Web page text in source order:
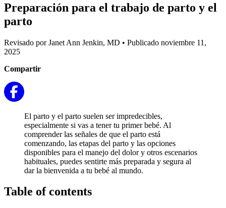
Preparación para el trabajo de parto y el
parto
Revisado por Janet Ann Jenkin, MD • Publicado noviembre 11,
2025
Compartir
El parto y el parto suelen ser impredecibles,
especialmente si vas a tener tu primer bebé. Al
comprender las señales de que el parto está
comenzando, las etapas del parto y las opciones
disponibles para el manejo del dolor y otros escenarios
habituales, puedes sentirte más preparada y segura al
dar la bienvenida a tu bebé al mundo.
Table of contents